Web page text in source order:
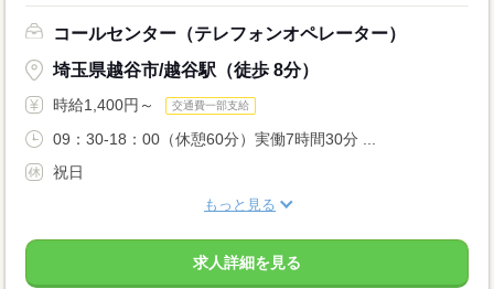
コールセンター（テレフォンオペレーター）
埼玉県越谷市/越谷駅（徒歩 8分）
時給1,400円～ 交通費一部支給
09：30-18：00（休憩60分）実働7時間30分 ...
祝日
もっと見る
求人詳細を見る